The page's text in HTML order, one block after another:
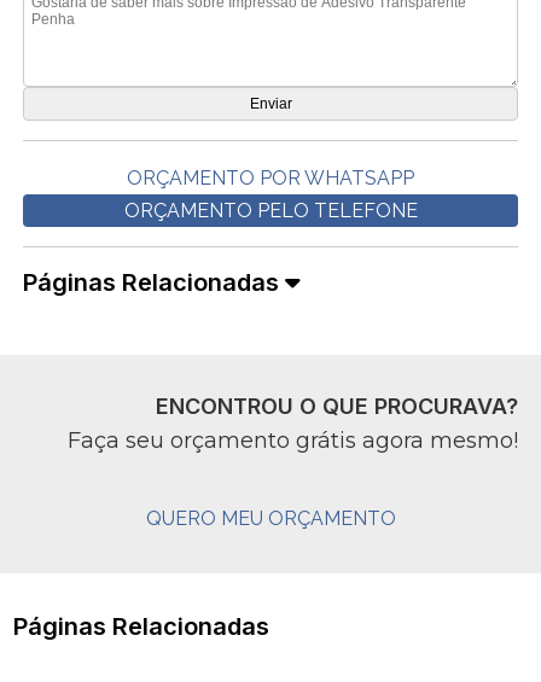
ORÇAMENTO POR WHATSAPP
ORÇAMENTO PELO TELEFONE
Páginas Relacionadas
ENCONTROU O QUE PROCURAVA?
Faça seu orçamento grátis agora mesmo!
QUERO MEU ORÇAMENTO
Páginas Relacionadas